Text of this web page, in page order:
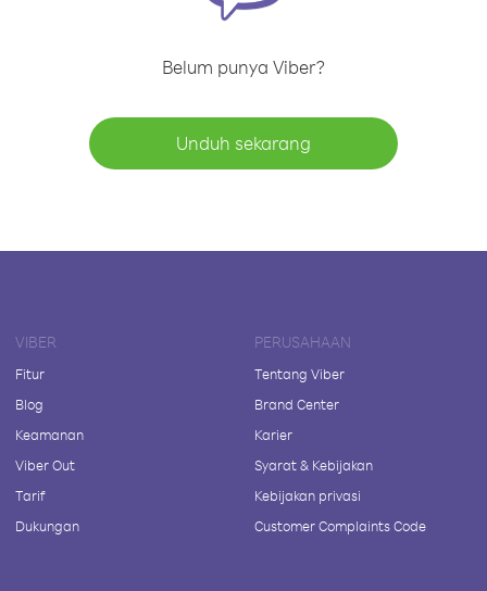
Belum punya Viber?
Unduh sekarang
VIBER
Fitur
Blog
Keamanan
Viber Out
Tarif
Dukungan
PERUSAHAAN
Tentang Viber
Brand Center
Karier
Syarat & Kebijakan
Kebijakan privasi
Customer Complaints Code